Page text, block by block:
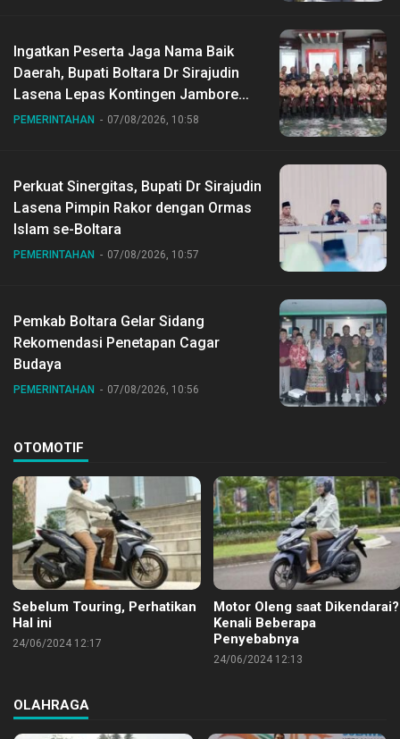
Ingatkan Peserta Jaga Nama Baik
Daerah, Bupati Boltara Dr Sirajudin
Lasena Lepas Kontingen Jambore
Nasional ke XII di Buperta Cibubur
PEMERINTAHAN 07/08/2026, 10:58
Perkuat Sinergitas, Bupati Dr Sirajudin
Lasena Pimpin Rakor dengan Ormas
Islam se-Boltara
PEMERINTAHAN 07/08/2026, 10:57
Pemkab Boltara Gelar Sidang
Rekomendasi Penetapan Cagar
Budaya
PEMERINTAHAN 07/08/2026, 10:56
OTOMOTIF
Sebelum Touring, Perhatikan
Hal ini
24/06/2024 12:17
Motor Oleng saat Dikendarai?
Kenali Beberapa
Penyebabnya
24/06/2024 12:13
OLAHRAGA